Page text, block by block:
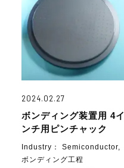
2024.02.27
ボンディング装置用 4イ
ンチ用ピンチャック
Industry： Semiconductor,
ボンディング工程